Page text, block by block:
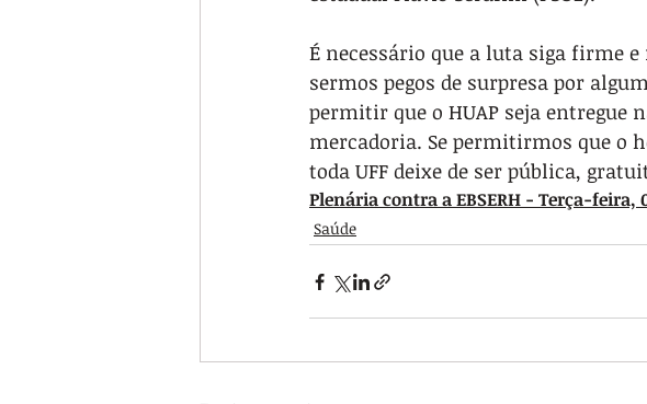
É necessário que a luta siga firme
sermos pegos de surpresa por
permitir que o HUAP seja entregue
mercadoria. Se permitirmos que o
toda UFF deixe de ser pública,
Plenária contra a EBSERH - Terça-feira,
Saúde